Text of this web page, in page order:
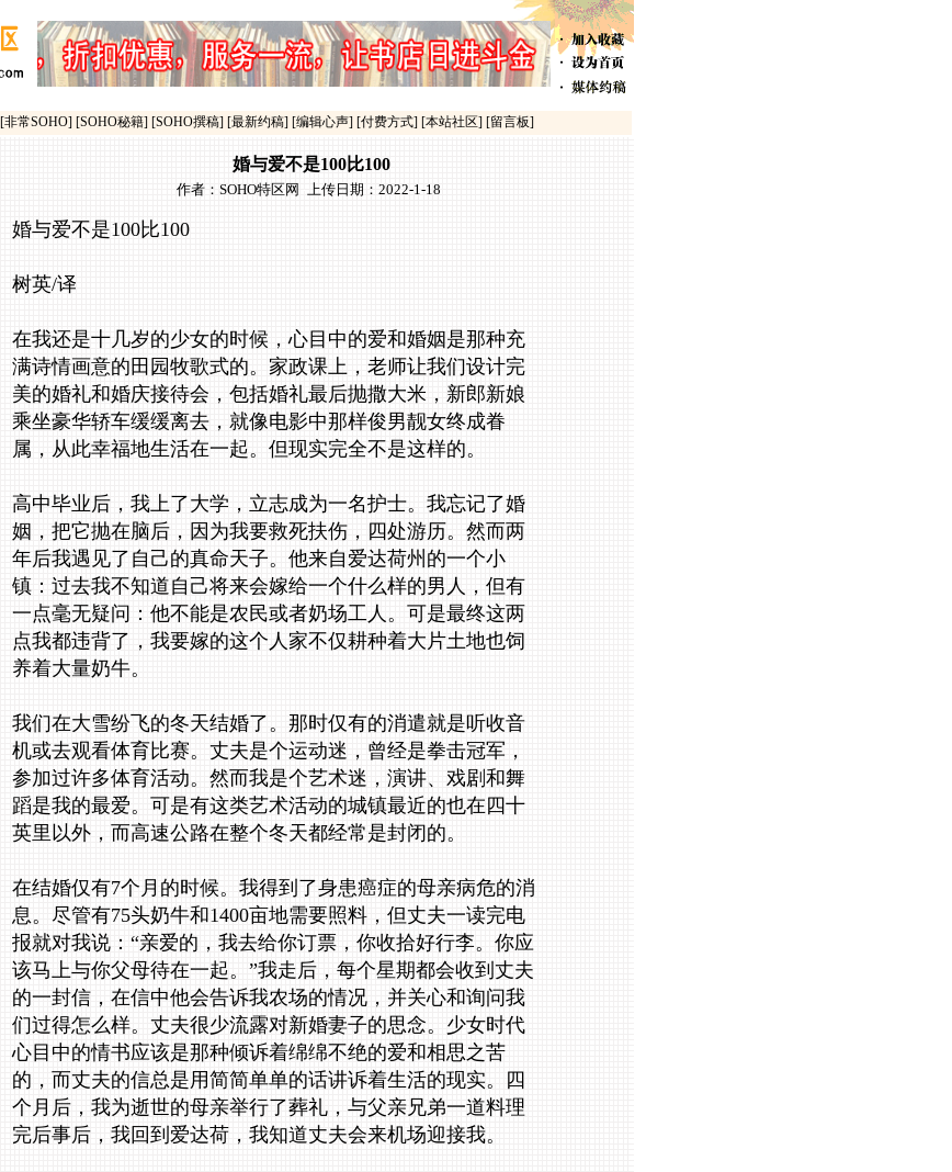
[非常SOHO] [SOHO秘籍] [SOHO撰稿] [最新约稿] [编辑心声] [付费方式] [本站社区] [留言板]
婚与爱不是100比100
作者： SOHO特区网 上传日期：2022-1-18
婚与爱不是100比100
树英/译
在我还是十几岁的少女的时候，心目中的爱和婚姻是那种充
满诗情画意的田园牧歌式的。家政课上，老师让我们设计完
美的婚礼和婚庆接待会，包括婚礼最后抛撒大米，新郎新娘
乘坐豪华轿车缓缓离去，就像电影中那样俊男靓女终成眷
属，从此幸福地生活在一起。但现实完全不是这样的。
高中毕业后，我上了大学，立志成为一名护士。我忘记了婚
姻，把它抛在脑后，因为我要救死扶伤，四处游历。然而两
年后我遇见了自己的真命天子。他来自爱达荷州的一个小
镇：过去我不知道自己将来会嫁给一个什么样的男人，但有
一点毫无疑问：他不能是农民或者奶场工人。可是最终这两
点我都违背了，我要嫁的这个人家不仅耕种着大片土地也饲
养着大量奶牛。
我们在大雪纷飞的冬天结婚了。那时仅有的消遣就是听收音
机或去观看体育比赛。丈夫是个运动迷，曾经是拳击冠军，
参加过许多体育活动。然而我是个艺术迷，演讲、戏剧和舞
蹈是我的最爱。可是有这类艺术活动的城镇最近的也在四十
英里以外，而高速公路在整个冬天都经常是封闭的。
在结婚仅有7个月的时候。我得到了身患癌症的母亲病危的消
息。尽管有75头奶牛和1400亩地需要照料，但丈夫一读完电
报就对我说：“亲爱的，我去给你订票，你收拾好行李。你应
该马上与你父母待在一起。”我走后，每个星期都会收到丈夫
的一封信，在信中他会告诉我农场的情况，并关心和询问我
们过得怎么样。丈夫很少流露对新婚妻子的思念。少女时代
心目中的情书应该是那种倾诉着绵绵不绝的爱和相思之苦
的，而丈夫的信总是用简简单单的话讲诉着生活的现实。四
个月后，我为逝世的母亲举行了葬礼，与父亲兄弟一道料理
完后事后，我回到爱达荷，我知道丈夫会来机场迎接我。